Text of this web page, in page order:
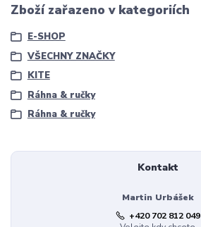
Zboží zařazeno v kategoriích
E-SHOP
VŠECHNY ZNAČKY
KITE
Ráhna & ručky
Ráhna & ručky
Kontakt
Martin Urbášek
+420 702 812 049